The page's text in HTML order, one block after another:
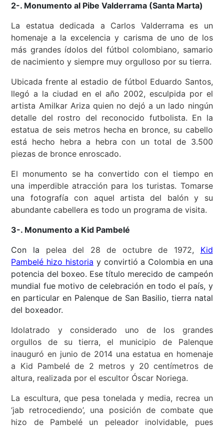
2-. Monumento al Pibe Valderrama (Santa Marta)
La estatua dedicada a Carlos Valderrama es un
homenaje a la excelencia y carisma de uno de los
más grandes ídolos del fútbol colombiano, samario
de nacimiento y siempre muy orgulloso por su tierra.
Ubicada frente al estadio de fútbol Eduardo Santos,
llegó a la ciudad en el año 2002, esculpida por el
artista Amilkar Ariza quien no dejó a un lado ningún
detalle del rostro del reconocido futbolista. En la
estatua de seis metros hecha en bronce, su cabello
está hecho hebra a hebra con un total de 3.500
piezas de bronce enroscado.
El monumento se ha convertido con el tiempo en
una imperdible atracción para los turistas. Tomarse
una fotografía con aquel artista del balón y su
abundante cabellera es todo un programa de visita.
3-. Monumento a Kid Pambelé
Con la pelea del 28 de octubre de 1972, Kid
Pambelé hizo historia y convirtió a Colombia en una
potencia del boxeo. Ese título merecido de campeón
mundial fue motivo de celebración en todo el país, y
en particular en Palenque de San Basilio, tierra natal
del boxeador.
Idolatrado y considerado uno de los grandes
orgullos de su tierra, el municipio de Palenque
inauguró en junio de 2014 una estatua en homenaje
a Kid Pambelé de 2 metros y 20 centímetros de
altura, realizada por el escultor Óscar Noriega.
La escultura, que pesa tonelada y media, recrea un
‘jab retrocediendo’, una posición de combate que
hizo de Pambelé un peleador inolvidable, pues